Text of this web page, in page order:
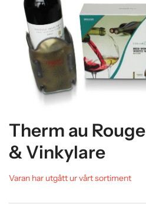
Therm au
& Vinkylare
Varan har utgått ur vårt sortiment